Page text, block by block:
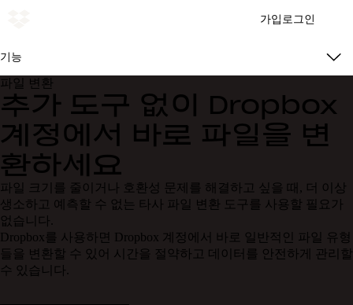
가입 로그인
기능
파일 변환
추가 도구 없이 Dropbox
계정에서 바로 파일을 변
환하세요
파일 크기를 줄이거나 호환성 문제를 해결하고 싶을 때, 더 이상
생소하고 예측할 수 없는 타사 파일 변환 도구를 사용할 필요가
없습니다.
Dropbox를 사용하면 Dropbox 계정에서 바로 일반적인 파일 유형
들을 변환할 수 있어 시간을 절약하고 데이터를 안전하게 관리할
수 있습니다.